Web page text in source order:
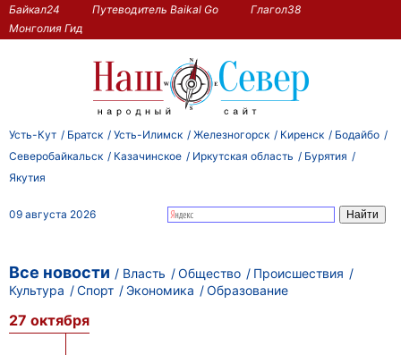
Байкал24 Путеводитель Baikal Go
Глагол38
Монголия Гид
Усть-Кут Братск Усть-Илимск Железногорск Киренск
Бодайбо
Северобайкальск
Казачинское Иркутская область
Бурятия
Якутия
09 августа 2026
Все новости Власть Общество
Происшествия
Культура
Спорт Экономика Образование
27 октября